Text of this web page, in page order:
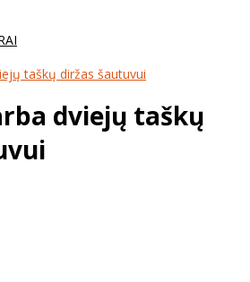
taškų diržas šautuvui
dviejų taškų